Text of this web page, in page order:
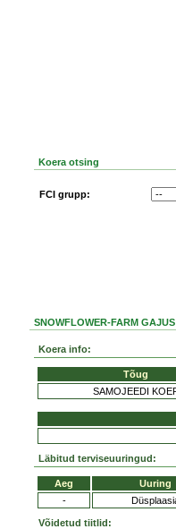
Koera otsing
FCI grupp:
SNOWFLOWER-FARM
Koera info:
Tõug
SAMOJEEDI
Läbitud terviseuuringud:
Aeg Uuring
-
Võidetud tiitlid: